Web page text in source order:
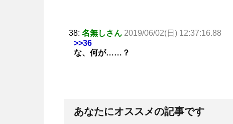
38: 名無しさん 2019/06/02(日) 12:37:16.88
>>36
な、何が……？
あなたにオススメの記事です